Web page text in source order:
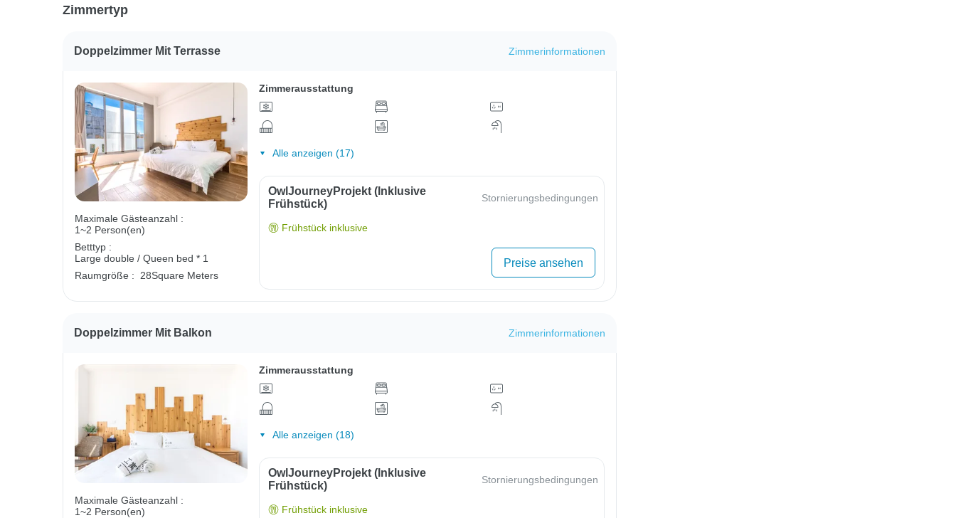
Zimmertyp
Doppelzimmer Mit Terrasse Zimmerinformationen
Maximale Gästeanzahl :
1~2 Person(en)
Betttyp :
Large double / Queen bed * 1
Raumgröße :
28Square Meters
Zimmerausstattung
Alle anzeigen (17)
OwlJourneyProjekt (inklusive
Frühstück)
Stornierungsbedingungen
Frühstück inklusive
Preise ansehen
Doppelzimmer Mit Balkon Zimmerinformationen
Maximale Gästeanzahl :
1~2 Person(en)
Zimmerausstattung
Alle anzeigen (18)
OwlJourneyProjekt (inklusive
Frühstück)
Stornierungsbedingungen
Frühstück inklusive